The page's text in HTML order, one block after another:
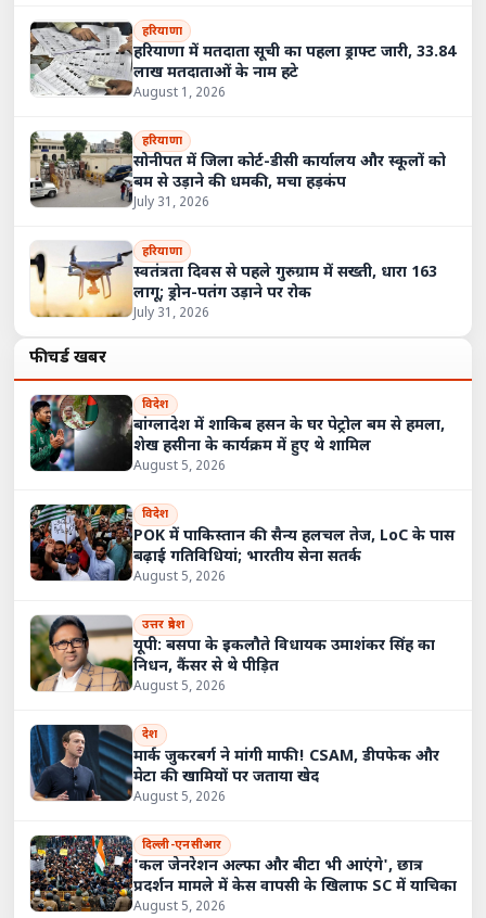
हरियाणा
हरियाणा में मतदाता सूची का पहला ड्राफ्ट जारी, 33.84
लाख मतदाताओं के नाम हटे
August 1, 2026
हरियाणा
सोनीपत में जिला कोर्ट-डीसी कार्यालय और स्कूलों को
बम से उड़ाने की धमकी, मचा हड़कंप
July 31, 2026
हरियाणा
स्वतंत्रता दिवस से पहले गुरुग्राम में सख्ती, धारा 163
लागू; ड्रोन-पतंग उड़ाने पर रोक
July 31, 2026
फीचर्ड खबरें
विदेश
बांग्लादेश में शाकिब हसन के घर पेट्रोल बम से हमला,
शेख हसीना के कार्यक्रम में हुए थे शामिल
August 5, 2026
विदेश
POK में पाकिस्तान की सैन्य हलचल तेज, LoC के पास
बढ़ाई गतिविधियां; भारतीय सेना सतर्क
August 5, 2026
उत्तर प्रदेश
यूपी: बसपा के इकलौते विधायक उमाशंकर सिंह का
निधन, कैंसर से थे पीड़ित
August 5, 2026
देश
मार्क जुकरबर्ग ने मांगी माफी! CSAM, डीपफेक और
मेटा की खामियों पर जताया खेद
August 5, 2026
दिल्ली-एनसीआर
'कल जेनरेशन अल्फा और बीटा भी आएंगे', छात्र
प्रदर्शन मामले में केस वापसी के खिलाफ SC में याचिका
August 5, 2026